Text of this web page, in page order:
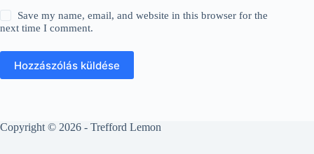
Save my name, email, and website in this browser for the
next time I comment.
Hozzászólás küldése
Copyright © 2026 - Trefford Lemon